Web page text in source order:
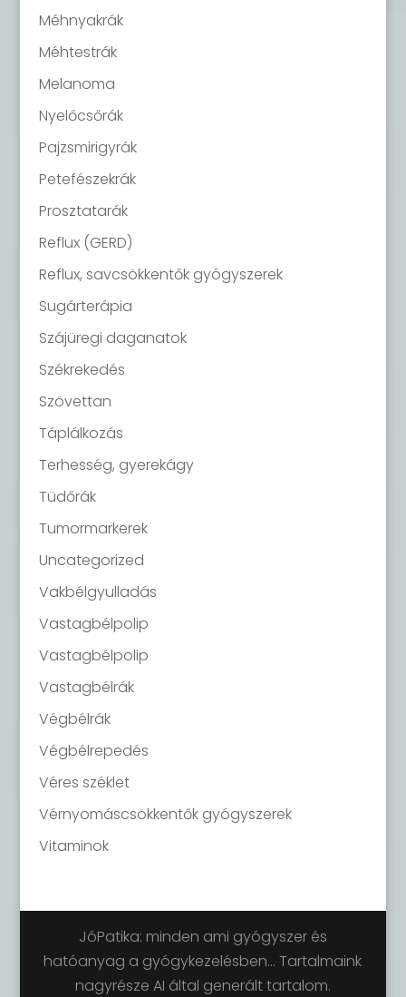
Méhnyakrák
Méhtestrák
Melanoma
Nyelőcsőrák
Pajzsmirigyrák
Petefészekrák
Prosztatarák
Reflux (GERD)
Reflux, savcsökkentők gyógyszerek
Sugárterápia
Szájüregi daganatok
Székrekedés
Szövettan
Táplálkozás
Terhesség, gyerekágy
Tüdőrák
Tumormarkerek
Uncategorized
Vakbélgyulladás
Vastagbélpolip
Vastagbélpolip
Vastagbélrák
Végbélrák
Végbélrepedés
Véres széklet
Vérnyomáscsökkentők gyógyszerek
Vitaminok
JóPatika: minden ami gyógyszer és
hatóanyag a gyógykezelésben... Tartalmaink
nagyrésze AI által generált tartalom.